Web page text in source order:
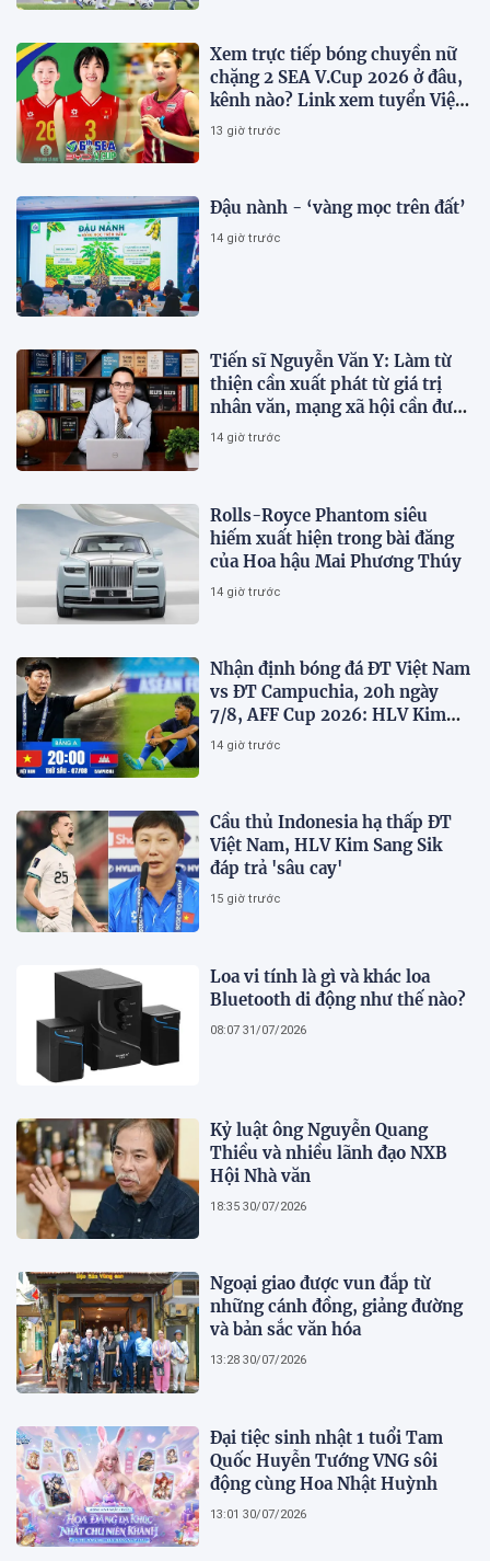
Xem trực tiếp bóng chuyền nữ
chặng 2 SEA V.Cup 2026 ở đâu,
kênh nào? Link xem tuyển Việt
Nam thi đấu
13 giờ trước
Đậu nành - ‘vàng mọc trên đất’
14 giờ trước
Tiến sĩ Nguyễn Văn Y: Làm từ
thiện cần xuất phát từ giá trị
nhân văn, mạng xã hội cần được
sử dụng bằng văn hóa và trách
14 giờ trước
Rolls-Royce Phantom siêu
hiếm xuất hiện trong bài đăng
của Hoa hậu Mai Phương Thúy
14 giờ trước
Nhận định bóng đá ĐT Việt Nam
vs ĐT Campuchia, 20h ngày
7/8, AFF Cup 2026: HLV Kim
Sang-sik tiết lộ kế hoạch nhân
14 giờ trước
Cầu thủ Indonesia hạ thấp ĐT
Việt Nam, HLV Kim Sang Sik
đáp trả 'sâu cay'
15 giờ trước
Loa vi tính là gì và khác loa
Bluetooth di động như thế nào?
08:07 31/07/2026
Kỷ luật ông Nguyễn Quang
Thiều và nhiều lãnh đạo NXB
Hội Nhà văn
18:35 30/07/2026
Ngoại giao được vun đắp từ
những cánh đồng, giảng đường
và bản sắc văn hóa
13:28 30/07/2026
Đại tiệc sinh nhật 1 tuổi Tam
Quốc Huyễn Tướng VNG sôi
động cùng Hoa Nhật Huỳnh
13:01 30/07/2026